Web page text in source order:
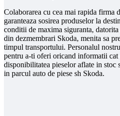
Colaborarea cu cea mai rapida firma
garanteaza sosirea produselor la
conditii de maxima siguranta,
din dezmembrari Skoda, menita sa
timpul transportului. Personalul
pentru a-ti oferi oricand informatii cat
disponibilitatea pieselor aflate in stoc
in parcul auto de piese sh Skoda.